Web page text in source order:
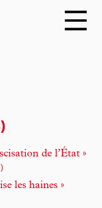
de l’État »
les haines »